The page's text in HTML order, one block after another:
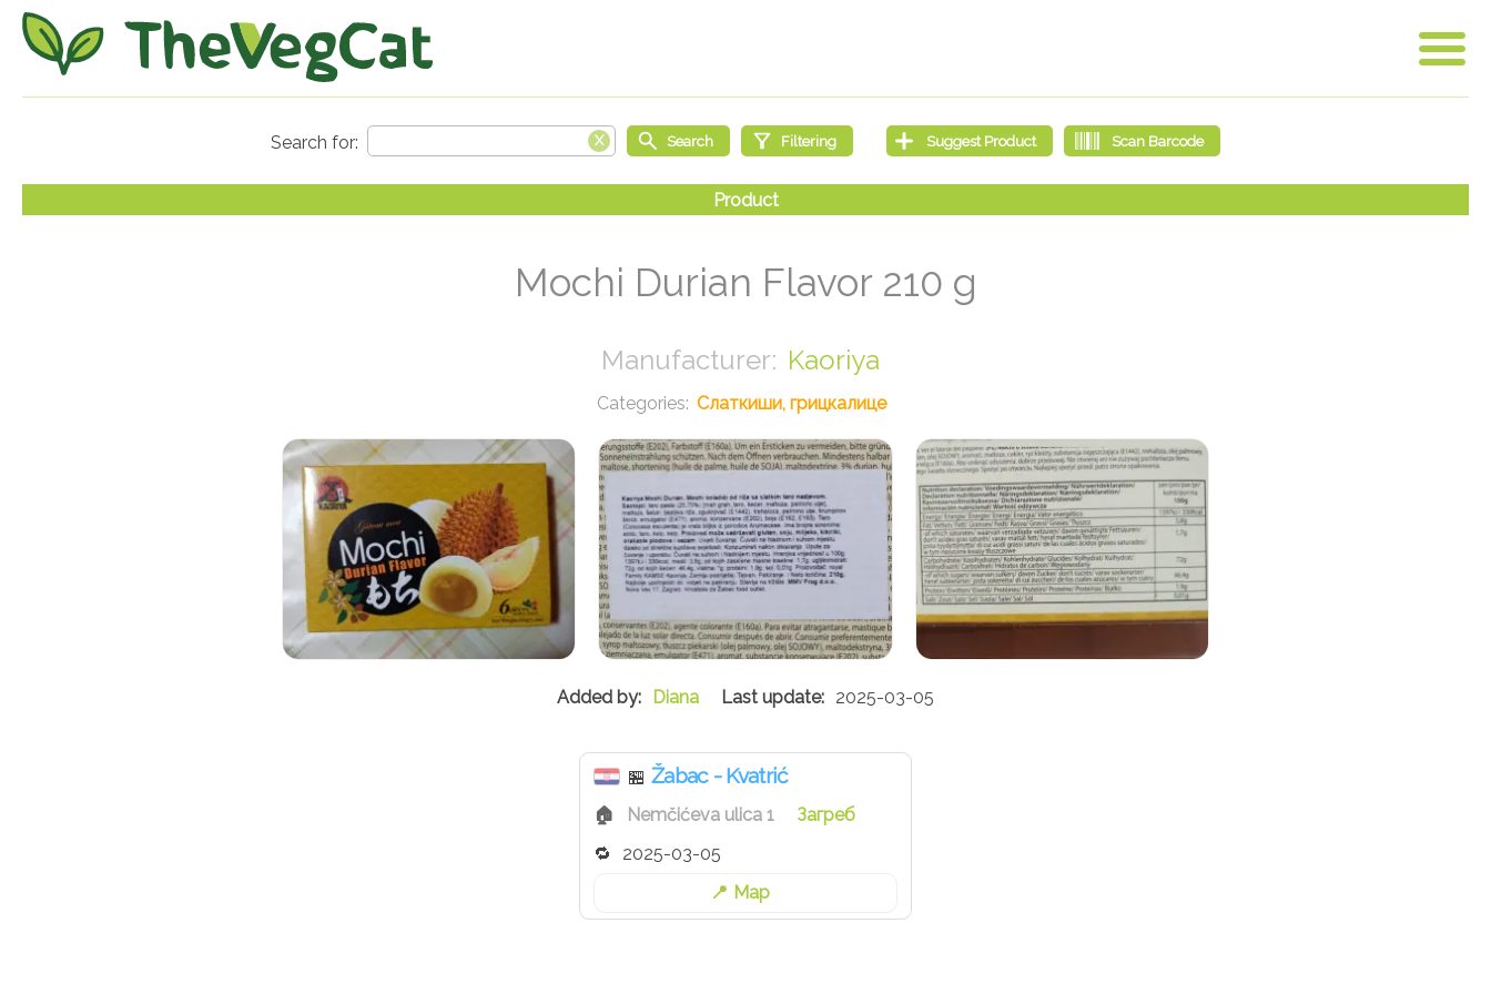
Mochi Durian Flavor 210 g
Kaoriya
Слаткиши, грицкалице
Diana 2025-03-05
🏪 Žabac - Kvatrić
Nemčićeva ulica 1
Загреб
2025-03-05
Map